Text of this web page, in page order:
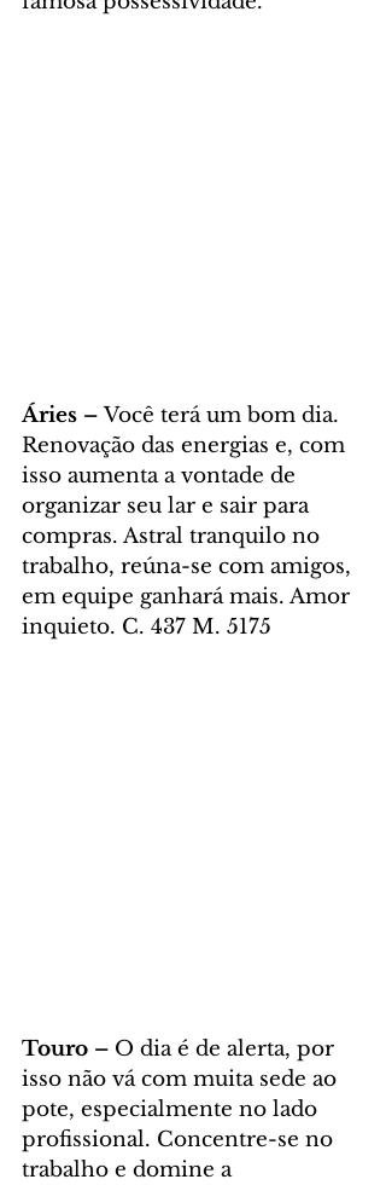
Áries – Você terá um bom dia.
Renovação das energias e, com
isso aumenta a vontade de
organizar seu lar e sair para
compras. Astral tranquilo no
trabalho, reúna-se com amigos,
em equipe ganhará mais. Amor
inquieto. C. 437 M. 5175
Touro – O dia é de alerta, por
isso não vá com muita sede ao
pote, especialmente no lado
profissional. Concentre-se no
trabalho e domine a